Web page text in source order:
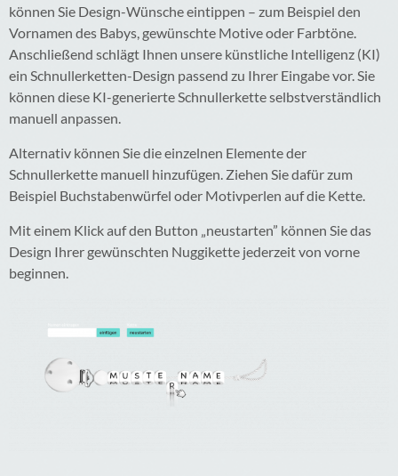
können Sie Design-Wünsche eintippen – zum Beispiel den
Vornamen des Babys, gewünschte Motive oder Farbtöne.
Anschließend schlägt Ihnen unsere künstliche Intelligenz (KI)
ein Schnullerketten-Design passend zu Ihrer Eingabe vor. Sie
können diese KI-generierte Schnullerkette selbstverständlich
manuell anpassen.
Alternativ können Sie die einzelnen Elemente der
Schnullerkette manuell hinzufügen. Ziehen Sie dafür zum
Beispiel Buchstabenwürfel oder Motivperlen auf die Kette.
Mit einem Klick auf den Button „neustarten” können Sie das
Design Ihrer gewünschten Nuggikette jederzeit von vorne
beginnen.